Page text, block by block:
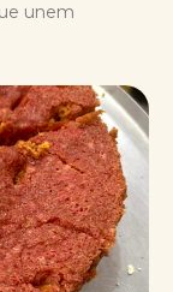
unem